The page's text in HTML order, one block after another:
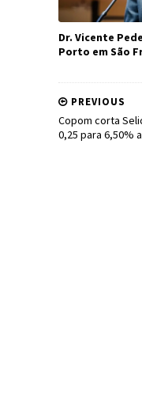
Dr. Vicente
Porto em São
PREVIOUS
Copom corta
0,25 para 6,50%